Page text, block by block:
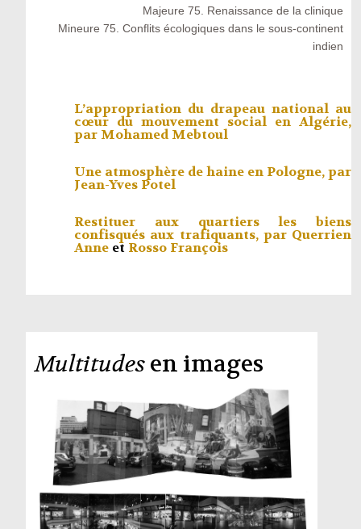
Majeure 75. Renaissance de la clinique
Mineure 75. Conflits écologiques dans le sous-continent
indien
L’appropriation du drapeau national au
cœur du mouvement social en Algérie,
par Mohamed Mebtoul
Une atmosphère de haine en Pologne, par
Jean-Yves Potel
Restituer aux quartiers les biens
confisqués aux trafiquants, par Querrien
Anneet Rosso François
Multitudesen images